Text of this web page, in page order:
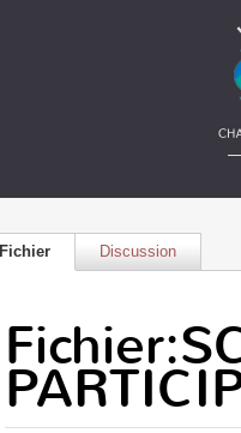
Fichier Discussion